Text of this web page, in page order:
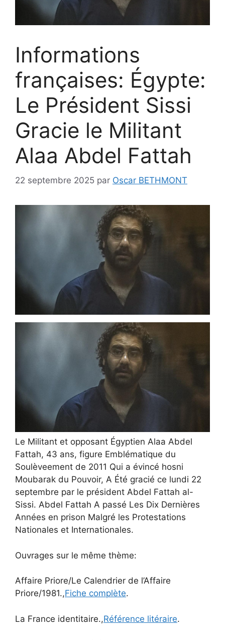
Informations
françaises: Égypte:
Le Président Sissi
Gracie le Militant
Alaa Abdel Fattah
22 septembre 2025 par Oscar BETHMONT
Le Militant et opposant Égyptien Alaa Abdel
Fattah, 43 ans, figure Emblématique du
Soulèveement de 2011 Qui a évincé hosni
Moubarak du Pouvoir, A Été gracié ce lundi 22
septembre par le président Abdel Fattah al-
Sissi. Abdel Fattah A passé Les Dix Dernières
Années en prison Malgré les Protestations
Nationales et Internationales.
Ouvrages sur le même thème:
Affaire Priore/Le Calendrier de l’Affaire
Priore/1981.,Fiche complète.
La France identitaire.,Référence litéraire.